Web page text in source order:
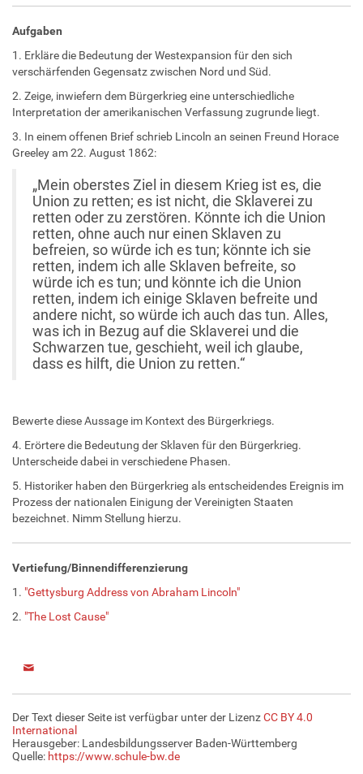
Aufgaben
1. Erkläre die Bedeutung der Westexpansion für den sich
verschärfenden Gegensatz zwischen Nord und Süd.
2. Zeige, inwiefern dem Bürgerkrieg eine unterschiedliche
Interpretation der amerikanischen Verfassung zugrunde liegt.
3. In einem offenen Brief schrieb Lincoln an seinen Freund Horace
Greeley am 22. August 1862:
„Mein oberstes Ziel in diesem Krieg ist es, die
Union zu retten; es ist nicht, die Sklaverei zu
retten oder zu zerstören. Könnte ich die Union
retten, ohne auch nur einen Sklaven zu
befreien, so würde ich es tun; könnte ich sie
retten, indem ich alle Sklaven befreite, so
würde ich es tun; und könnte ich die Union
retten, indem ich einige Sklaven befreite und
andere nicht, so würde ich auch das tun. Alles,
was ich in Bezug auf die Sklaverei und die
Schwarzen tue, geschieht, weil ich glaube,
dass es hilft, die Union zu retten.“
Bewerte diese Aussage im Kontext des Bürgerkriegs.
4. Erörtere die Bedeutung der Sklaven für den Bürgerkrieg.
Unterscheide dabei in verschiedene Phasen.
5. Historiker haben den Bürgerkrieg als entscheidendes Ereignis im
Prozess der nationalen Einigung der Vereinigten Staaten
bezeichnet. Nimm Stellung hierzu.
Vertiefung/Binnendifferenzierung
1. "Gettysburg Address von Abraham Lincoln"
2. "The Lost Cause"
Der Text dieser Seite ist verfügbar unter der LizenzCC BY 4.0
International
Herausgeber: Landesbildungsserver Baden-Württemberg
Quelle: https://www.schule-bw.de